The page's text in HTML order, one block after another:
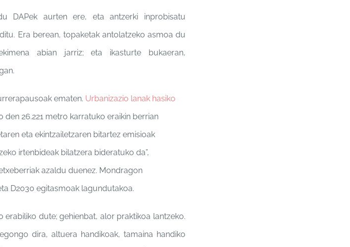
DAPek aurten ere, eta antzerki inprobisatu
Era berean, topaketak antolatzeko asmoa du
abian jarriz; eta ikasturte bukaeran,
ematen. Urbanizazio lanak hasiko
den 26.221 metro karratuko eraikin berrian
eta ekintzailetzaren bitartez emisioak
irtenbideak bilatzera bideratuko da”,
azaldu duenez. Mondragon
D2030 egitasmoak lagundutakoa.
dute; gehienbat, alor praktikoa lantzeko.
dira, altuera handikoak, tamaina handiko